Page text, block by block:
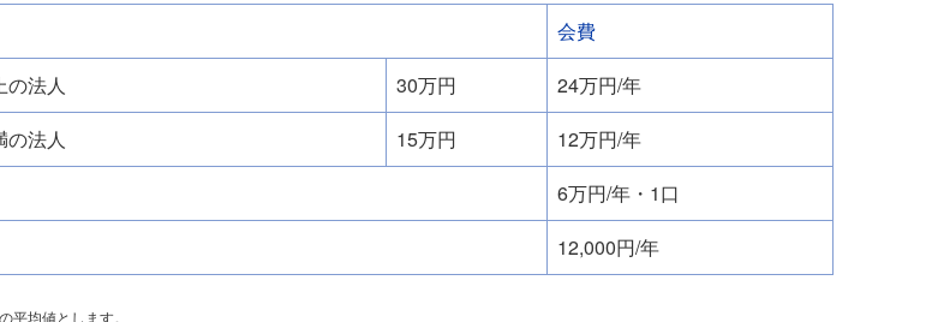
会費
の法人 30万円
24万円/年
の法人 15万円
12万円/年
6万円/年・1口
12,000円/年
均値とします。